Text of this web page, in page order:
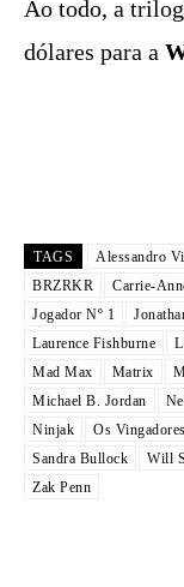
Ao todo, a
dólares para a
TAGS Alessandro
BRZRKR
Carrie-
Jogador Nº 1
Laurence Fishburne
Mad Max
Matrix
Michael B. Jordan
Ninjak
Os Vingadores
Sandra Bullock
Will
Zak Penn